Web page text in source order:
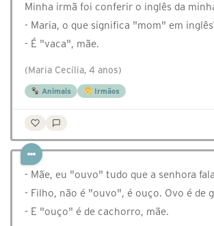
Minha irmã foi conferir o inglês da
- Maria, o que significa "mom" em
- É "vaca", mãe.
(Maria Cecília, 4 anos)
Animais Irmãos
- Mãe, eu "ouvo" tudo que a senhora
- Filho, não é "ouvo", é ouço. Ovo é de
- E "ouço" é de cachorro, mãe.